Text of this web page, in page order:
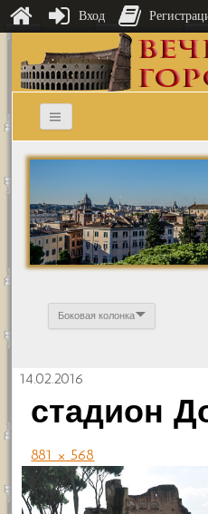
Боковая колонка
14.02.2016
стадион
881 × 568
Вход